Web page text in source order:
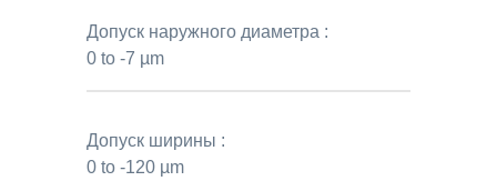
Допуск наружного диаметра :
0 to -7 µm
Допуск ширины :
0 to -120 µm